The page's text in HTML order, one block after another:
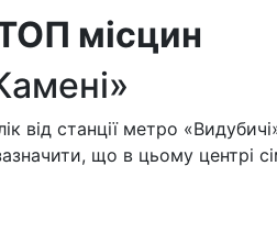
місцин
від станції метро
що в цьому центрі